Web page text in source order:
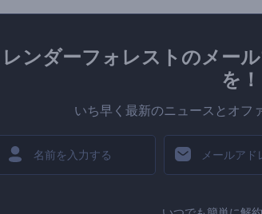
レンダーフォレストのメー
を！
いち早く最新のニュースとオフ